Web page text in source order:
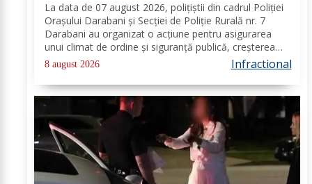
La data de 07 august 2026, polițiștii din cadrul Poliției
Orașului Darabani și Secției de Poliție Rurală nr. 7
Darabani au organizat o acțiune pentru asigurarea
unui climat de ordine și siguranță publică, creșterea
gradului de siguranță rutieră și combaterea faptelor
antisociale, în localitatea...
8 august 2026 Infractional